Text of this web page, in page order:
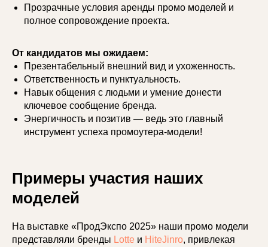
Прозрачные условия аренды промо моделей и
полное сопровождение проекта.
От кандидатов мы ожидаем:
Презентабельный внешний вид и ухоженность.
Ответственность и пунктуальность.
Навык общения с людьми и умение донести
ключевое сообщение бренда.
Энергичность и позитив — ведь это главный
инструмент успеха промоутера-модели!
Примеры участия наших
моделей
На выставке «ПродЭкспо 2025» наши промо модели
представляли бренды Lotte и HiteJinro, привлекая